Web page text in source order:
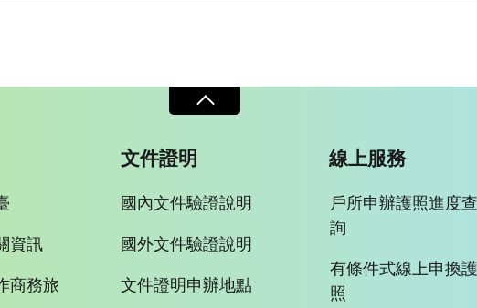
資訊
商務旅
文件證明
國內文件驗證說明
國外文件驗證說明
文件證明申辦地點
線上服務
戶所申辦護照進度查
詢
有條件式線上申換護
照